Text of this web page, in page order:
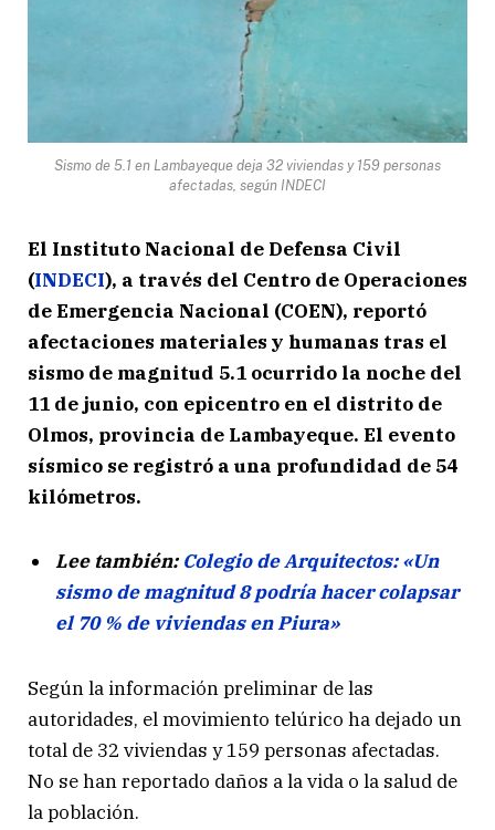
Sismo de 5.1 en Lambayeque deja 32 viviendas y 159 personas
afectadas, según INDECI
El Instituto Nacional de Defensa Civil
(INDECI), a través del Centro de Operaciones
de Emergencia Nacional (COEN), reportó
afectaciones materiales y humanas tras el
sismo de magnitud 5.1 ocurrido la noche del
11 de junio, con epicentro en el distrito de
Olmos, provincia de Lambayeque. El evento
sísmico se registró a una profundidad de 54
kilómetros.
Lee también: Colegio de Arquitectos: «Un
sismo de magnitud 8 podría hacer colapsar
el 70 % de viviendas en Piura»
Según la información preliminar de las
autoridades, el movimiento telúrico ha dejado un
total de 32 viviendas y 159 personas afectadas.
No se han reportado daños a la vida o la salud de
la población.